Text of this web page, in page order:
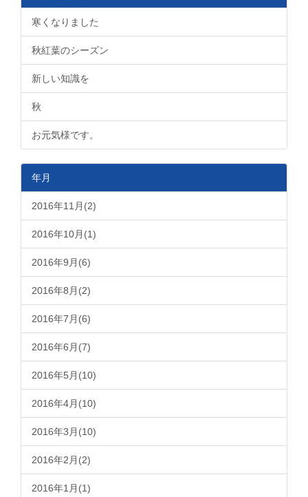
寒くなりました
秋紅葉のシーズン
新しい知識を
秋
お元気様です。
年月
2016年11月(2)
2016年10月(1)
2016年9月(6)
2016年8月(2)
2016年7月(6)
2016年6月(7)
2016年5月(10)
2016年4月(10)
2016年3月(10)
2016年2月(2)
2016年1月(1)